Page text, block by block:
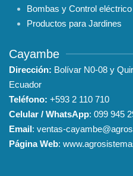
Bombas y Control eléctrico
Productos para Jardines
Cayambe
Dirección: Bolívar N0-08 y
Ecuador
Teléfono: +593 2 110 710
Celular / WhatsApp: 099 945
Email: ventas-
Página Web: